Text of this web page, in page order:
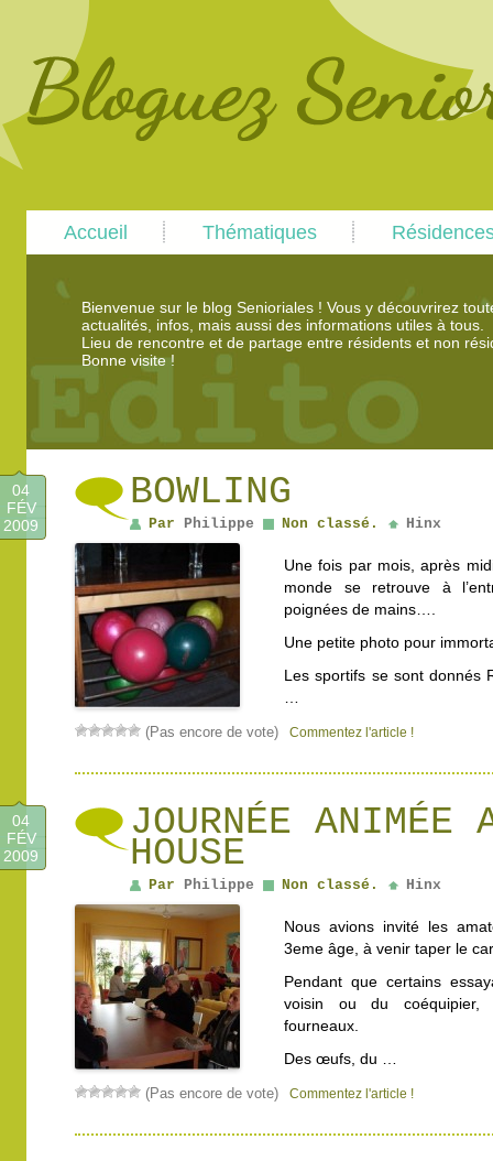
menu
primary
secondary
Accueil Thématiques
Bienvenue sur le blog Senioriales ! Vous y découvrirez
actualités, infos, mais aussi des informations utiles à tous.
Lieu de rencontre et de partage entre résidents et non
Bonne visite !
BOWLING
04
FÉV
2009
Par Philippe Non classé. Hinx
Une fois par mois, après
monde se retrouve à
poignées de mains….
Une petite photo pour
Les sportifs se sont donnés
(Pas encore de vote) Commentez l'article !
JOURNÉE ANIMÉE
HOUSE
04
FÉV
2009
Par Philippe Non classé. Hinx
Nous avions invité les
3eme âge, à venir taper le
Pendant que certains
voisin ou du coéquipier,
fourneaux.
Des œufs, du …
(Pas encore de vote) Commentez l'article !